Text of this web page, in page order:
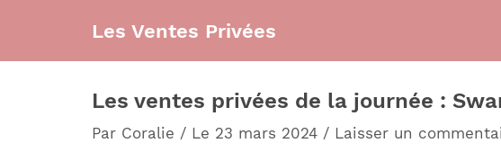
contenu
Les Ventes Privées
Les ventes privées de la journée :
Par Coralie / Le 23 mars 2024 / Laisser un